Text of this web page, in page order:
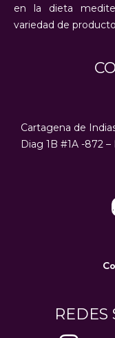
en la dieta
variedad de
Cartagena de
Diag 1B #1A -872
REDES